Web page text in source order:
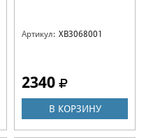
Артикул: XB3068001
2340
В КОРЗИНУ